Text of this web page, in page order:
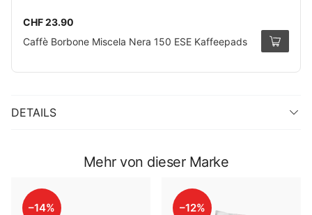
CHF 23.90
Caffè Borbone Miscela Nera 150 ESE Kaffeepads
DETAILS
Mehr von dieser Marke
–14% –12%